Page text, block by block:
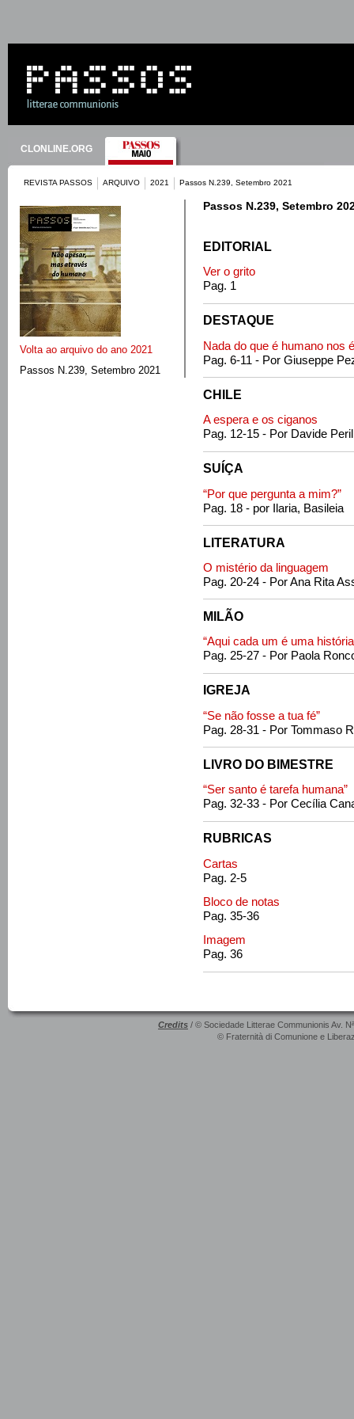
CLONLINE.ORG
REVISTA PASSOS ARQUIVO 2021 Passos N.239, Setembro 2021
Volta ao arquivo do ano 2021
Passos N.239, Setembro 2021
Passos N.239, Setembro
EDITORIAL
Ver o grito
Pag. 1
DESTAQUE
Nada do que é humano nos
Pag. 6-11 - Por Giuseppe
CHILE
A espera e os ciganos
Pag. 12-15 - Por Davide
SUÍÇA
“Por que pergunta a mim?”
Pag. 18 - por Ilaria, Basileia
LITERATURA
O mistério da linguagem
Pag. 20-24 - Por Ana Rita
MILÃO
“Aqui cada um é uma
Pag. 25-27 - Por Paola
IGREJA
“Se não fosse a tua fé”
Pag. 28-31 - Por Tommaso
LIVRO DO BIMESTRE
“Ser santo é tarefa humana”
Pag. 32-33 - Por Cecília
RUBRICAS
Cartas
Pag. 2-5
Bloco de notas
Pag. 35-36
Imagem
Pag. 36
Credits / © Sociedade Litterae Communionis Av.
© Fraternità di Comunione e